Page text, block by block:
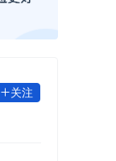
关注